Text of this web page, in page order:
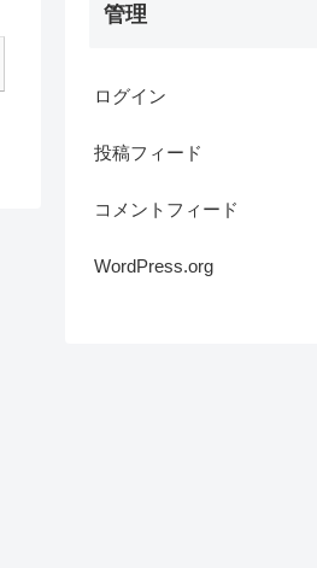
管理
ログイン
投稿フィード
コメントフィード
WordPress.org